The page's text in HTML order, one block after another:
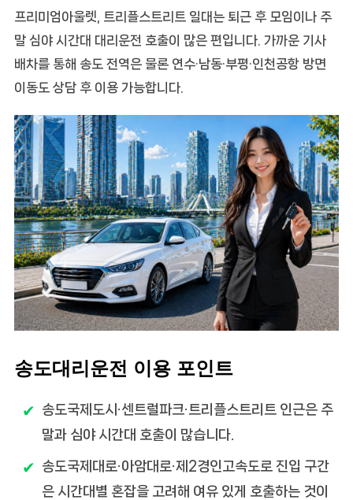
프리미엄아울렛, 트리플스트리트 일대는 퇴근 후 모임이나 주
말 심야 시간대 대리운전 호출이 많은 편입니다. 가까운 기사
배차를 통해 송도 전역은 물론 연수·남동·부평·인천공항 방면
이동도 상담 후 이용 가능합니다.
송도대리운전 이용 포인트
송도국제도시·센트럴파크·트리플스트리트 인근은 주
말과 심야 시간대 호출이 많습니다.
송도국제대로·아암대로·제2경인고속도로 진입 구간
은 시간대별 혼잡을 고려해 여유 있게 호출하는 것이